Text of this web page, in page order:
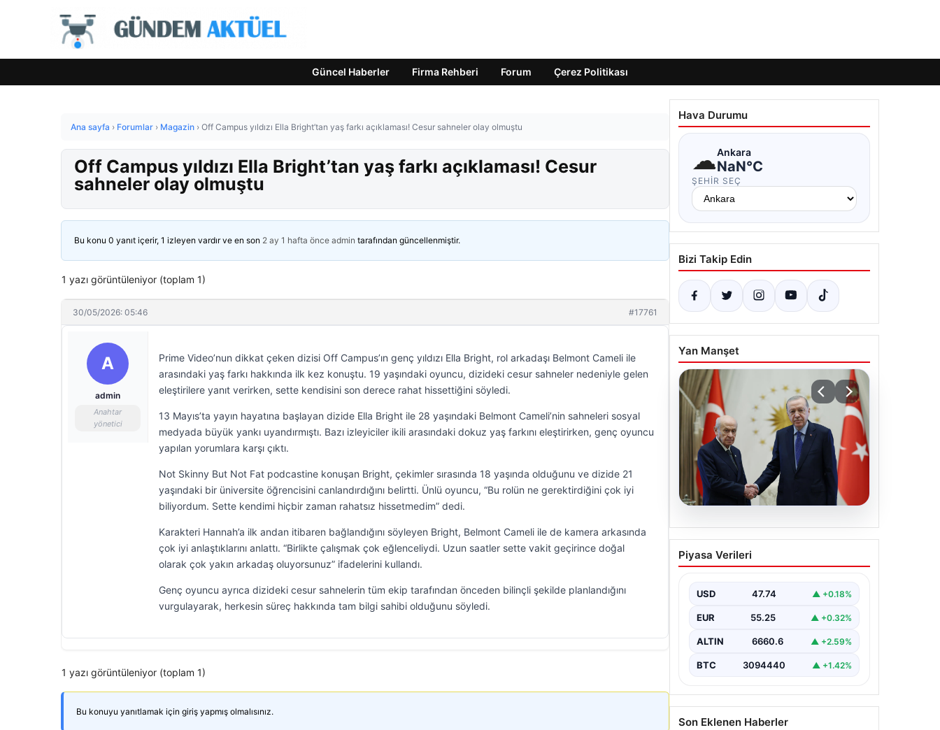
Güncel Haberler Firma Rehberi Forum Çerez Politikası
Ana sayfa › Forumlar › Magazin › Off Campus yıldızı Ella Bright’tan yaş farkı açıklaması! Cesur sahneler olay olmuştu
Off Campus yıldızı Ella Bright’tan yaş farkı açıklaması! Cesur
sahneler olay olmuştu
Bu konu 0 yanıt içerir, 1 izleyen vardır ve en son 2 ay 1 hafta önce admin tarafından güncellenmiştir.
1 yazı görüntüleniyor (toplam 1)
30/05/2026: 05:46 #17761
A
admin
Anahtar
yönetici
Prime Video’nun dikkat çeken dizisi Off Campus’ın genç yıldızı Ella Bright, rol arkadaşı Belmont Cameli ile
arasındaki yaş farkı hakkında ilk kez konuştu. 19 yaşındaki oyuncu, dizideki cesur sahneler nedeniyle gelen
eleştirilere yanıt verirken, sette kendisini son derece rahat hissettiğini söyledi.
13 Mayıs’ta yayın hayatına başlayan dizide Ella Bright ile 28 yaşındaki Belmont Cameli’nin sahneleri sosyal
medyada büyük yankı uyandırmıştı. Bazı izleyiciler ikili arasındaki dokuz yaş farkını eleştirirken, genç oyuncu
yapılan yorumlara karşı çıktı.
Not Skinny But Not Fat podcastine konuşan Bright, çekimler sırasında 18 yaşında olduğunu ve dizide 21
yaşındaki bir üniversite öğrencisini canlandırdığını belirtti. Ünlü oyuncu, “Bu rolün ne gerektirdiğini çok iyi
biliyordum. Sette kendimi hiçbir zaman rahatsız hissetmedim” dedi.
Karakteri Hannah’a ilk andan itibaren bağlandığını söyleyen Bright, Belmont Cameli ile de kamera arkasında
çok iyi anlaştıklarını anlattı. “Birlikte çalışmak çok eğlenceliydi. Uzun saatler sette vakit geçirince doğal
olarak çok yakın arkadaş oluyorsunuz” ifadelerini kullandı.
Genç oyuncu ayrıca dizideki cesur sahnelerin tüm ekip tarafından önceden bilinçli şekilde planlandığını
vurgulayarak, herkesin süreç hakkında tam bilgi sahibi olduğunu söyledi.
1 yazı görüntüleniyor (toplam 1)
Bu konuyu yanıtlamak için giriş yapmış olmalısınız.
Hava Durumu
☁Ankara
NaN°C
ŞEHIR SEÇ
Bizi Takip Edin
Yan Manşet
06.08.2026
Cumhurbaşkanı Erdoğan,
Devlet Bahçeli ile görüştü
Piyasa Verileri
USD 47.74 ▲ +0.18%
EUR 55.25 ▲ +0.32%
ALTIN 6660.6 ▲ +2.59%
BTC 3094440 ▲ +1.42%
Son Eklenen Haberler